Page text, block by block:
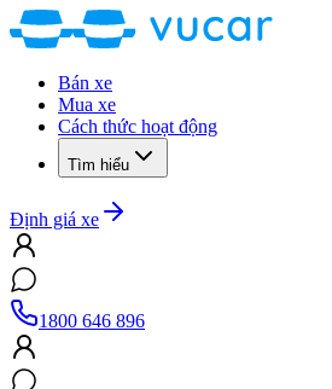
Bán xe
Mua xe
Cách thức hoạt động
Tìm hiểu
Định giá xe
1800 646 896